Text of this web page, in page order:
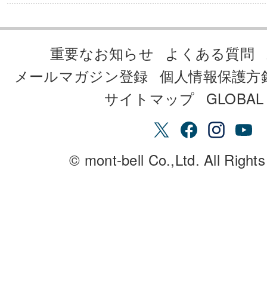
重要なお知らせ よくある質問
メールマガジン登録 個人情報保護方
サイトマップ
© mont-bell Co.,Ltd. All